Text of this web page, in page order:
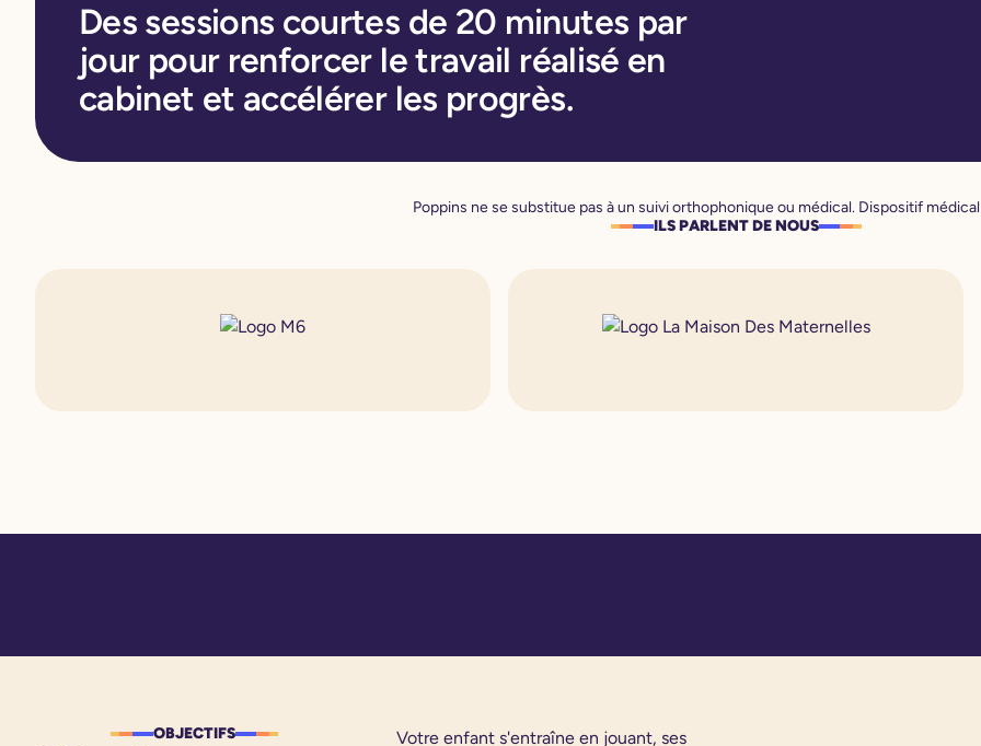
Des sessions courtes de 20 minutes par
jour pour renforcer le travail réalisé en
cabinet et accélérer les progrès.
Poppins ne se substitue pas à un suivi orthophonique ou médical. Dispositif
ILS PARLENT DE NOUS
OBJECTIFS
Votre enfant s'entraîne en jouant, ses